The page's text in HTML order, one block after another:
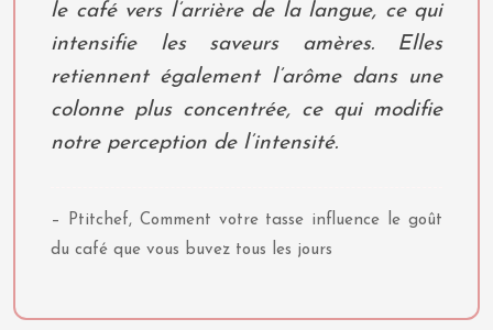
le café vers l’arrière de la langue, ce qui
intensifie les saveurs amères. Elles
retiennent également l’arôme dans une
colonne plus concentrée, ce qui modifie
notre perception de l’intensité.
– Ptitchef, Comment votre tasse influence le goût
du café que vous buvez tous les jours